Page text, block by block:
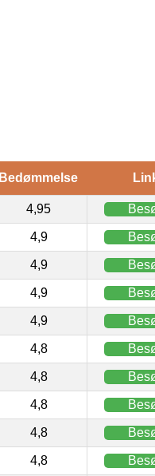
Bedømmelse
4,95
4,9
4,9
4,9
4,9
4,8
4,8
4,8
4,8
4,8